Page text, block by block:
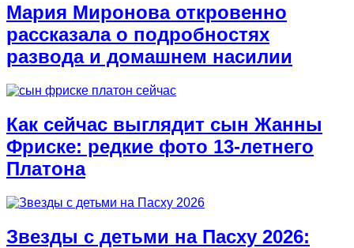
Мария Миронова откровенно
рассказала о подробностях
развода и домашнем насилии
Как сейчас выглядит сын Жанны
Фриске: редкие фото 13-летнего
Платона
Звезды с детьми на Пасху 2026: